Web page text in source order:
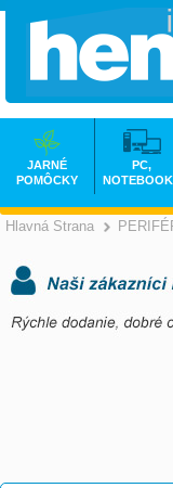
Hlavná Strana
JARNÉ
POMÔCKY
PC,